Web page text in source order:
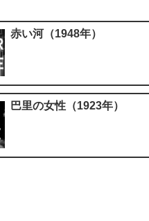
赤い河（1948年）
巴里の女性（1923年）